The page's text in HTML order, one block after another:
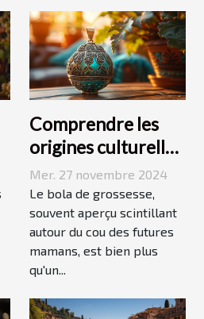
Comprendre les
origines culturelles
du bola de
grossesse
Mer. 27 novembre 2024
Le bola de grossesse,
souvent aperçu scintillant
autour du cou des futures
mamans, est bien plus
qu'un...